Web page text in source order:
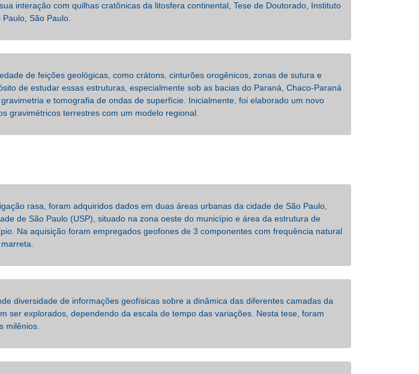
interação com quilhas cratônicas da litosfera continental, Tese de Doutorado, Instituto
São Paulo.
de feições geológicas, como crátons, cinturões orogênicos, zonas de sutura e
de estudar essas estruturas, especialmente sob as bacias do Paraná, Chaco-Paraná
e tomografia de ondas de superfície. Inicialmente, foi elaborado um novo
gravimétricos terrestres com um modelo regional.
rasa, foram adquiridos dados em duas áreas urbanas da cidade de São Paulo,
de São Paulo (USP), situado na zona oeste do município e área da estrutura de
Na aquisição foram empregados geofones de 3 componentes com frequência natural
diversidade de informações geofísicas sobre a dinâmica das diferentes camadas da
ser explorados, dependendo da escala de tempo das variações. Nesta tese, foram
milênios.